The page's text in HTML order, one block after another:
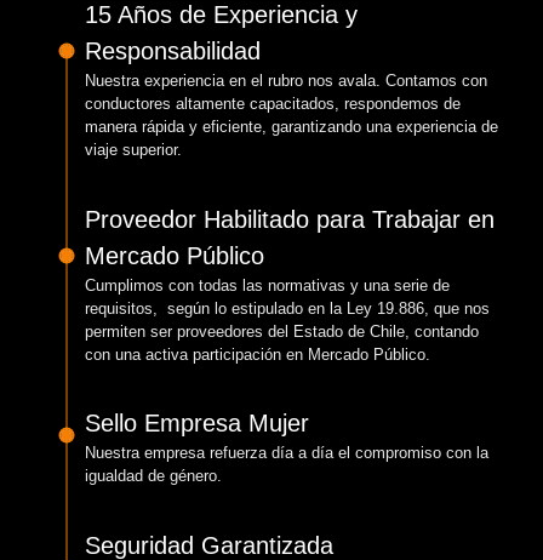
15 Años de Experiencia y
Responsabilidad
Nuestra experiencia en el rubro nos avala. Contamos con
conductores altamente capacitados, respondemos de
manera rápida y eficiente, garantizando una experiencia de
viaje superior.
Proveedor Habilitado para Trabajar en
Mercado Público
Cumplimos con todas las normativas y una serie de
requisitos, según lo estipulado en la Ley 19.886, que nos
permiten ser proveedores del Estado de Chile, contando
con una activa participación en Mercado Público.
Sello Empresa Mujer
Nuestra empresa refuerza día a día el compromiso con la
igualdad de género.
Seguridad Garantizada